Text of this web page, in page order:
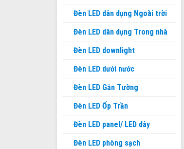
Đèn LED dân dụng Ngoài trời
Đèn LED dân dụng Trong nhà
Đèn LED downlight
Đèn LED dưới nước
Đèn LED Gắn Tường
Đèn LED Ốp Trần
Đèn LED panel/ LED dây
Đèn LED phòng sạch